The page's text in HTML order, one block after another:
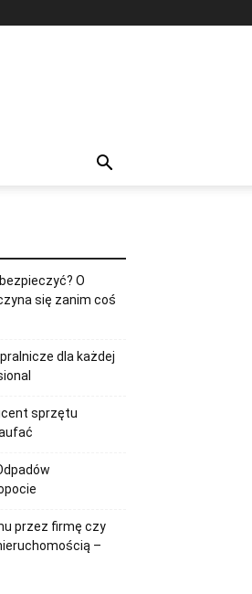
O
się zanim coś
dla każdej
sprzętu
przez firmę czy
–